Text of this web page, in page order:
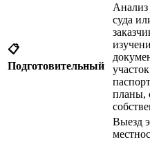
📋
Подготовительный
Анализ
суда
планы,
Выезд